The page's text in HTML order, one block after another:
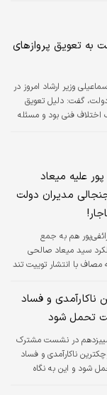
به تعویق پروازهای
وزیر ارشاد امروز در
گفت: دلیل تعویق
اختلاف فنی بود و مسئله
علیه میعاد
مدیران دولت
هم به جمع
سید میعاد صالحی
با انتشار توییت تند
را علنی کرد.
ناکارآمدی و فساد
تحمل شود
در نشست مشترک
ناکارآمدی و فساد
شود و این به نگاه